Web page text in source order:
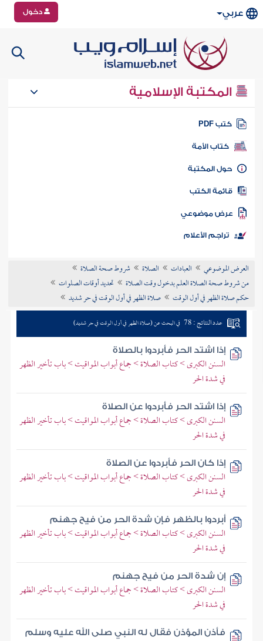
عربي دخول
المكتبة الإسلامية
كتب PDF
كتاب الأمة
المكتبة
الكتب
موضوعي
تراجم الأعلام
العرض الموضوعي العبادات الصلاة
شروط صحة الصلاة
من شروط صحة الصلاة العلم بدخول وقت الصلاة
تحديد أوقات الصلوات
حكم صلاة الظهر في أول الوقت
صلاة الظهر في أول الوقت في حر شديد
عدد النتائج : 78 في البحث عن (صلاة الظهر في أول الوقت في حر شديد)
إذا اشتد الحر فأبردوا بالصلاة
السنن الكبرى > كتاب الصلاة > جماع أبواب المواقيت > باب تأخير الظهر
في شدة الحر
إذا اشتد الحر فأبردوا عن الصلاة
السنن الكبرى > كتاب الصلاة > جماع أبواب المواقيت > باب تأخير الظهر
في شدة الحر
إذا كان الحر فأبردوا عن الصلاة
السنن الكبرى > كتاب الصلاة > جماع أبواب المواقيت > باب تأخير الظهر
في شدة الحر
أبردوا بالظهر فإن شدة الحر من فيح جهنم
السنن الكبرى > كتاب الصلاة > جماع أبواب المواقيت > باب تأخير الظهر
في شدة الحر
إن شدة الحر من فيح جهنم
السنن الكبرى > كتاب الصلاة > جماع أبواب المواقيت > باب تأخير الظهر
في شدة الحر
فأذن المؤذن فقال له النبي صلى الله عليه وسلم